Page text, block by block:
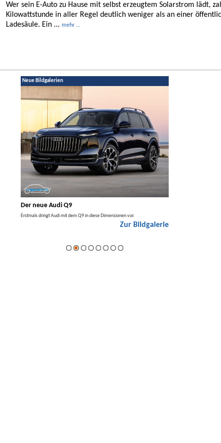
Wer sein E-Auto zu Hause mit selbst erzeugtem Solarstrom lädt,
Kilowattstunde in aller Regel deutlich weniger als an einer
Ladesäule. Ein ... mehr ...
Neue Bildgalerien
Der neue Audi Q9
Erstmals dringt Audi mit dem Q9 in diese Dimensionen vor.
Zur Bildgalerie